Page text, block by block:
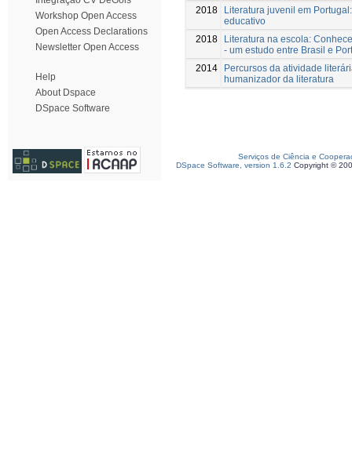
Workshop Open Access
Open Access Declarations
Newsletter Open Access
Help
About Dspace
DSpace Software
2018
Literatura juvenil em
educativo
2018
Literatura na escola:
- um estudo entre Brasil e
2014
Percursos da atividade
humanizador da literatura
Serviços de Ciência e
DSpace Software, version 1.6.2 Copyright ©